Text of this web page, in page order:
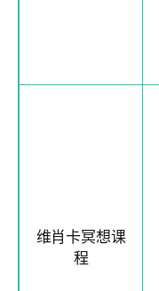
维肖卡冥想课
程